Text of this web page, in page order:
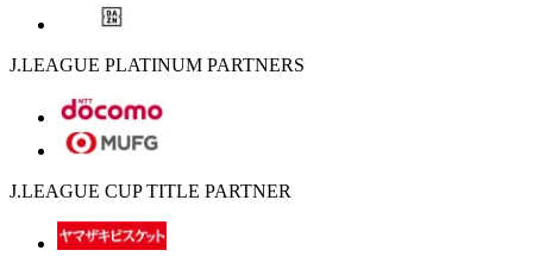
J.LEAGUE PLATINUM PARTNERS
J.LEAGUE CUP TITLE PARTNER